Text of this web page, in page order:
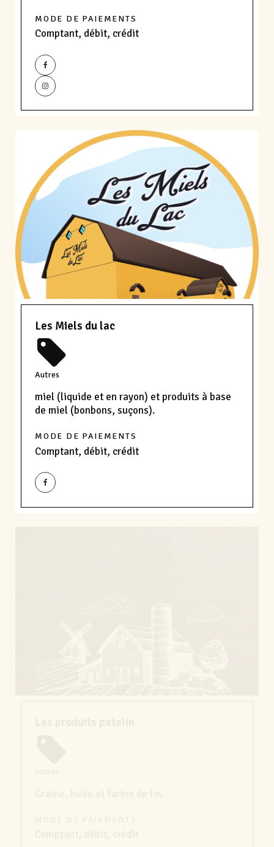
MODE DE PAIEMENTS
Comptant, débit, crédit
Les Miels du lac
Autres
miel (liquide et en rayon) et produits à base
de miel (bonbons, suçons).
MODE DE PAIEMENTS
Comptant, débit, crédit